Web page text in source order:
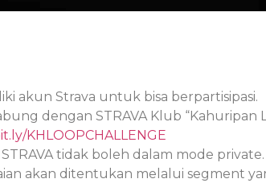
akun Strava untuk bisa berpartisipasi.
dengan STRAVA Klub “Kahuripan
KHLOOPCHALLENGE
tidak boleh dalam mode private.
akan ditentukan melalui segment